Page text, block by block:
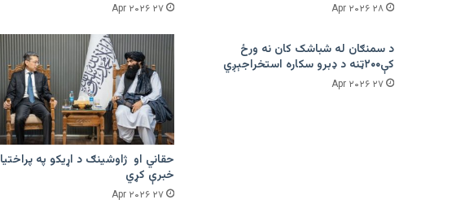
۲۸ Apr ۲۰۲۶ ۲۷ Apr ۲۰۲۶
د سمنګان له شباشک کان نه ورځ
کې۲۰۰ټنه د ډبرو سکاره استخراجېږي
۲۷ Apr ۲۰۲۶
حقاني او ژاوشینګ د اړیکو په پراختیا
خبرې کړي
۲۷ Apr ۲۰۲۶